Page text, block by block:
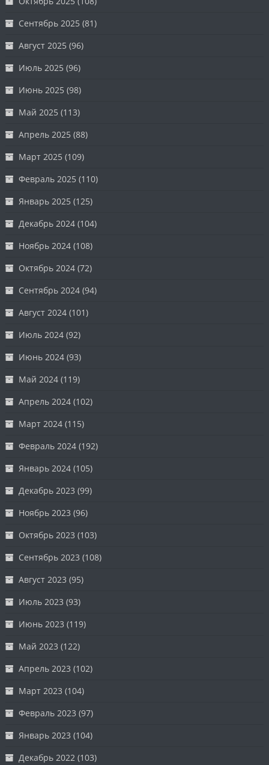
Сентябрь 2025 (81)
Август 2025 (96)
Июль 2025 (96)
Июнь 2025 (98)
Май 2025 (113)
Апрель 2025 (88)
Март 2025 (109)
Февраль 2025 (110)
Январь 2025 (125)
Декабрь 2024 (104)
Ноябрь 2024 (108)
Октябрь 2024 (72)
Сентябрь 2024 (94)
Август 2024 (101)
Июль 2024 (92)
Июнь 2024 (93)
Май 2024 (119)
Апрель 2024 (102)
Март 2024 (115)
Февраль 2024 (192)
Январь 2024 (105)
Декабрь 2023 (99)
Ноябрь 2023 (96)
Октябрь 2023 (103)
Сентябрь 2023 (108)
Август 2023 (95)
Июль 2023 (93)
Июнь 2023 (119)
Май 2023 (122)
Апрель 2023 (102)
Март 2023 (104)
Февраль 2023 (97)
Январь 2023 (104)
Декабрь 2022 (103)